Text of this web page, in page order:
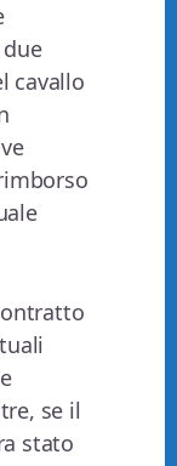
cavallo
se il
stato